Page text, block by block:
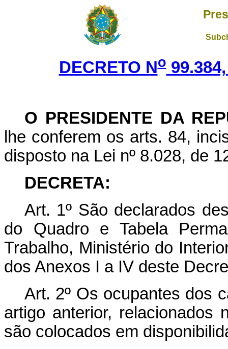
DECRETO No99.384,
O PRESIDENTE DA
lhe conferem os arts. 84,
disposto na Lei nº 8.028, de
DECRETA:
Art. 1º São declarados
do Quadro e Tabela
Trabalho, Ministério do
dos Anexos I a IV deste
Art. 2º Os ocupantes dos
artigo anterior,
são colocados em